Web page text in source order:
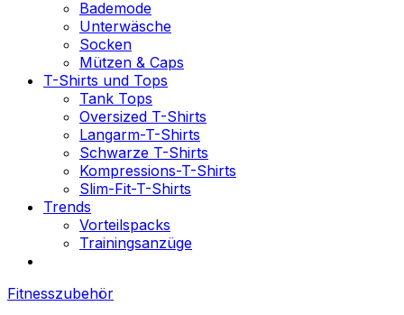
Bademode
Unterwäsche
Socken
Mützen & Caps
T-Shirts und Tops
Tank Tops
Oversized T-Shirts
Langarm-T-Shirts
Schwarze T-Shirts
Kompressions-T-Shirts
Slim-Fit-T-Shirts
Trends
Vorteilspacks
Trainingsanzüge
Fitnesszubehör